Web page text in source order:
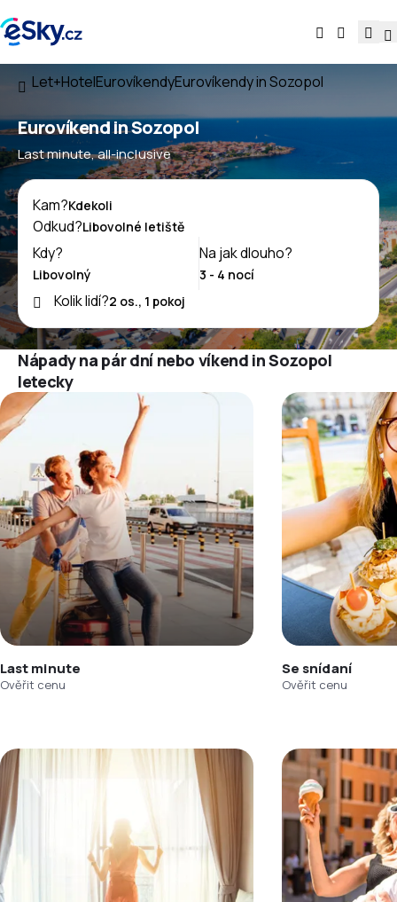
Let+HotelEurovíkendyEurovíkendy in Sozopol
Eurovíkend in Sozopol
Last minute, all-inclusive
Kam?
Odkud?
Kdy?
Na jak dlouho?
Kolik lidí?
Nápady na pár dní nebo víkend in Sozopol
letecky
Last minute
Ověřit cenu
Se snídaní
Ověřit cenu